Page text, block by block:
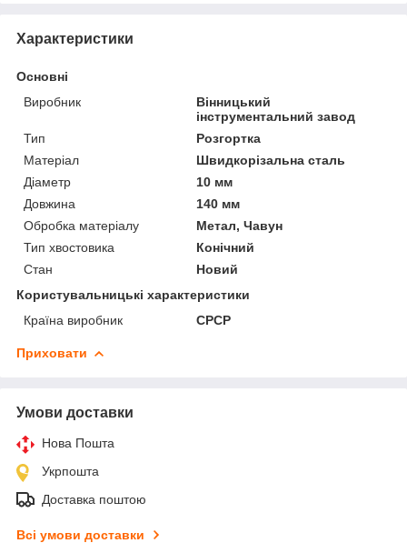
Характеристики
Основні
Виробник
Вінницький
інструментальний завод
Тип
Розгортка
Матеріал
Швидкорізальна сталь
Діаметр
10 мм
Довжина
140 мм
Обробка матеріалу
Метал, Чавун
Тип хвостовика
Конічний
Стан
Новий
Користувальницькі характеристики
Країна виробник
СРСР
Приховати
Умови доставки
Нова Пошта
Укрпошта
Доставка поштою
Всі умови доставки